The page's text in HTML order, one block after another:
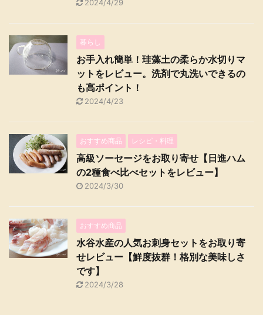
2024/4/29
暮らし
お手入れ簡単！珪藻土の柔らか水切りマ
ットをレビュー。洗剤で丸洗いできるの
も高ポイント！
2024/4/23
おすすめ商品 レシピ・料理
高級ソーセージをお取り寄せ【日進ハム
の2種食べ比べセットをレビュー】
2024/3/30
おすすめ商品
水谷水産の人気お刺身セットをお取り寄
せレビュー【鮮度抜群！格別な美味しさ
です】
2024/3/28